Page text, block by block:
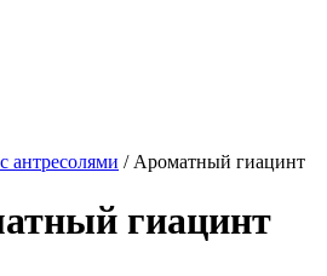
антресолями / Ароматный гиацинт
гиацинт